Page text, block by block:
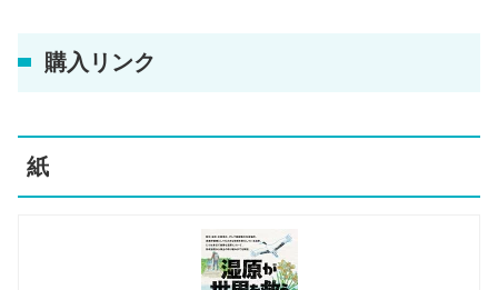
購入リンク
紙